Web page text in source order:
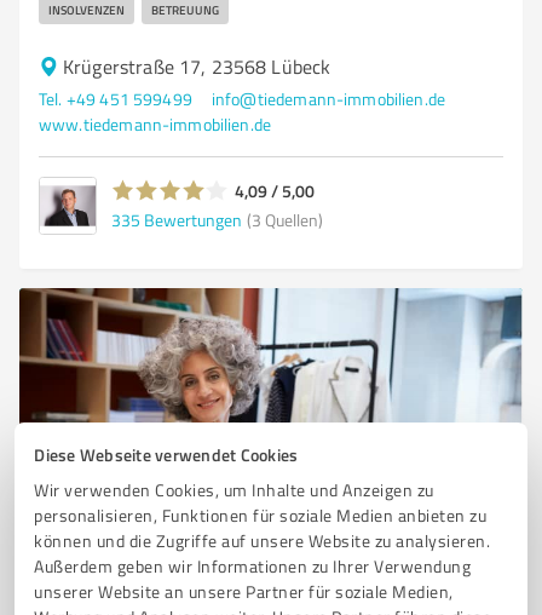
Diese Webseite verwendet Cookies
Wir verwenden Cookies, um Inhalte und Anzeigen zu
personalisieren, Funktionen für soziale Medien anbieten zu
können und die Zugriffe auf unsere Website zu analysieren.
Außerdem geben wir Informationen zu Ihrer Verwendung
unserer Website an unsere Partner für soziale Medien,
INSOLVENZEN BETREUUNG
Krügerstraße 17, 23568 Lübeck
Tel. +49 451 599499
info@tiedemann-immobilien.de
www.tiedemann-immobilien.de
4,09 / 5,00
335 Bewertungen (3 Quellen)
Sie möchten auch hier gelistet werden?
Registrieren Sie sich jetzt und werden Sie ein von
Kunden empfohlener ProvenExpert!